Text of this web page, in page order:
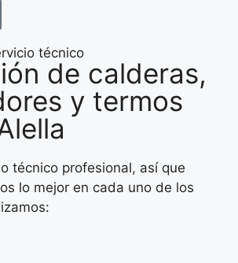
técnico
de calderas,
y termos
técnico profesional, así que
lo mejor en cada uno de los